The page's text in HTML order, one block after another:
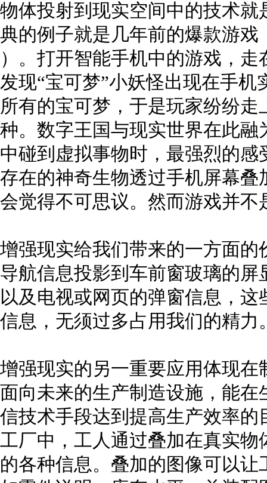
物体投射到现实空间中的技术
典的例子就是几年前的爆款游戏
）。打开智能手机中的游戏，
发现“宝可梦”小妖怪出现在手
所有的宝可梦，于是玩家纷纷
种。数字王国与现实世界在此
中碰到虚拟事物时，最强烈的
存在的神奇生物透过手机屏幕
会觉得不可思议。然而游戏并
增强现实给我们带来的一方面
导航信息投影到车前窗玻璃的
以及电视或网页的弹窗信息，
信息，无须过多占用我们的精力
增强现实的另一重要应用体现在
面向未来的生产制造设施，能
信技术手段达到提高生产效率
工厂中，工人通过叠加在真实
的各种信息。叠加的图像可以